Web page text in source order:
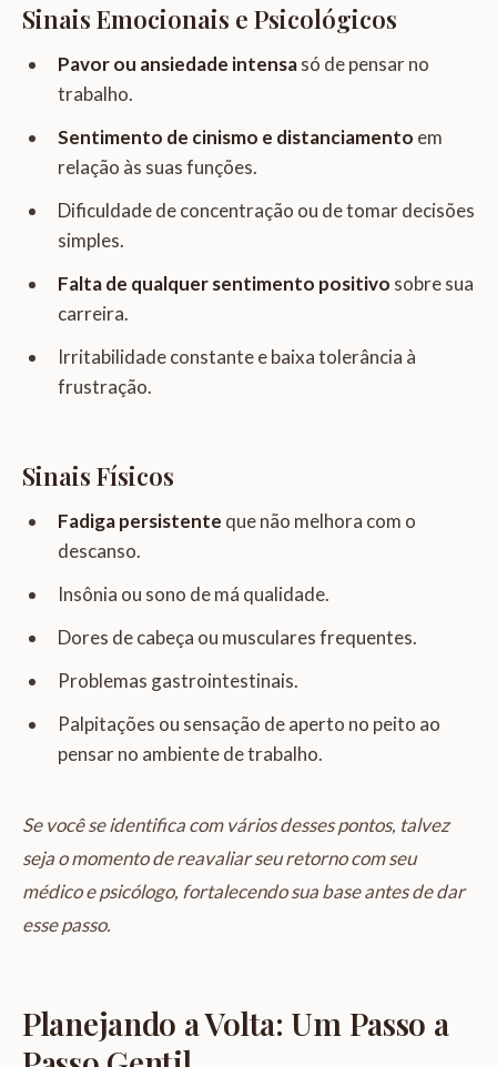
Sinais Emocionais e Psicológicos
Pavor ou ansiedade intensasó de pensar no
trabalho.
Sentimento de cinismo e distanciamento em
relação às suas funções.
Dificuldade de concentração ou de tomar decisões
simples.
Falta de qualquer sentimento positivo sobre sua
carreira.
Irritabilidade constante e baixa tolerância à
frustração.
Sinais Físicos
Fadiga persistente que não melhora com o
descanso.
Insônia ou sono de má qualidade.
Dores de cabeça ou musculares frequentes.
Problemas gastrointestinais.
Palpitações ou sensação de aperto no peito ao
pensar no ambiente de trabalho.
Se você se identifica com vários desses pontos, talvez
seja o momento de reavaliar seu retorno com seu
médico e psicólogo, fortalecendo sua base antes de dar
esse passo.
Planejando a Volta: Um Passo a